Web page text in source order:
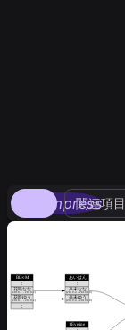
compress
関連項目